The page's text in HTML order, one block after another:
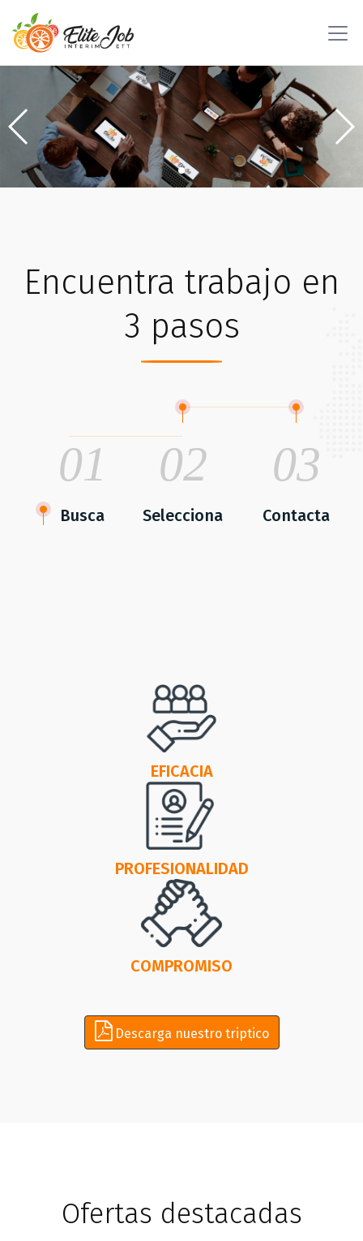
Encuentra trabajo en
3 pasos
01
Busca
02
Selecciona
03
Contacta
EFICACIA
PROFESIONALIDAD
COMPROMISO
Descarga nuestro triptico
Ofertas destacadas